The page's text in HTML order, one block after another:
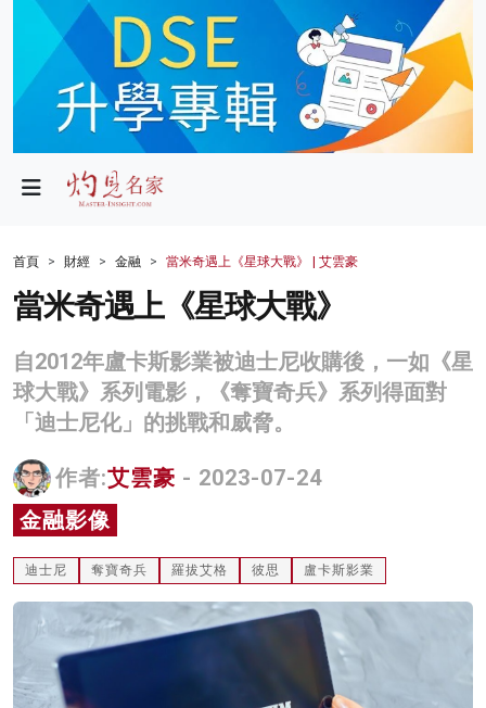
政局
財經
生活
商業
科技
影片
名家榜
灼見活動
關於我們
首頁 財經 金融 當米奇遇上《星球大戰》 | 艾雲豪
當米奇遇上《星球大戰》
自2012年盧卡斯影業被迪士尼收購後，一如《星
球大戰》系列電影，《奪寶奇兵》系列得面對
「迪士尼化」的挑戰和威脅。
作者:艾雲豪 - 2023-07-24
金融影像
迪士尼 奪寶奇兵 羅拔艾格 彼思 盧卡斯影業